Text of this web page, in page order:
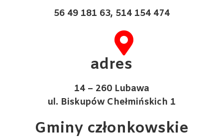
56 49 181 63, 514 154 474
adres
14 – 260 Lubawa
ul. Biskupów Chełmińskich 1
Gminy członkowskie